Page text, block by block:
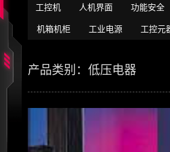
工控机 人机界面 功能安全
机箱机柜 工业电源 工控元
产品类别：低压电器